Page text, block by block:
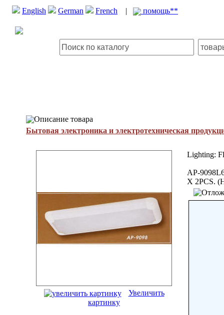
English German French | помощь**
Описание товара
Бытовая электроника и электротехническая
Увеличить
картинку
Lighting:
AP-
X